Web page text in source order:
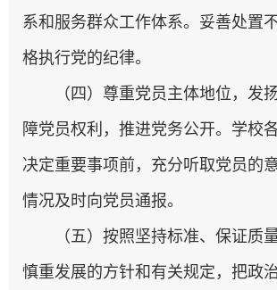
系和服务群众工作体系。妥善处置
格执行党的纪律。
（四）尊重党员主体地位，发
障党员权利，推进党务公开。学校
决定重要事项前，充分听取党员的
情况及时向党员通报。
（五）按照坚持标准、保证质
慎重发展的方针和有关规定，把政